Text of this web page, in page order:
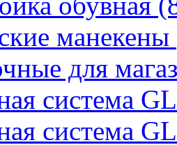
манекены
для
система
система